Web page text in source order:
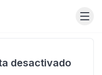
desactivado